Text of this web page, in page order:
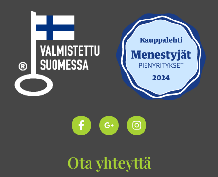
Ota yhteyttä